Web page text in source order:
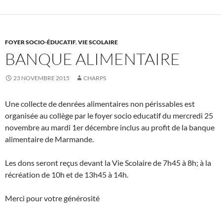
FOYER SOCIO-ÉDUCATIF,VIE SCOLAIRE
BANQUE ALIMENTAIRE
23 NOVEMBRE 2015 CHARPS
Une collecte de denrées alimentaires non périssables est
organisée au collège par le foyer socio educatif du mercredi 25
novembre au mardi 1er décembre inclus au profit de la banque
alimentaire de Marmande.
Les dons seront reçus devant la Vie Scolaire de 7h45 à 8h; à la
récréation de 10h et de 13h45 à 14h.
Merci pour votre générosité